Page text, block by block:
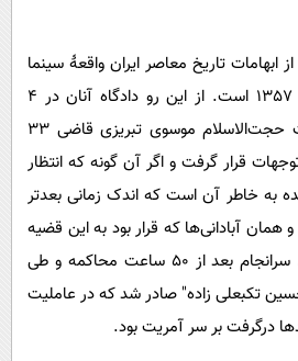
ابهامات تاریخ معاصر ایران واقعۀ سینما
رکس آبادان در 28 مرداد 1357 است. از این رو دادگاه آنان در 4
شهریور 1359 و به ریاست حجت‌الاسلام موسوی تبریزی قاضی 33
قرار گرفت و اگر آن گونه که انتظار
به خاطر آن است که اندک زمانی بعدتر
آبادانی‌ها که قرار بود به این قضیه
بپردازند درگیر جنگ شدند. سرانجام بعد از 50 ساعت محاکمه و طی
تکبعلی زاده" صادر شد که در عاملیت
درگرفت بر سر آمریت بود.